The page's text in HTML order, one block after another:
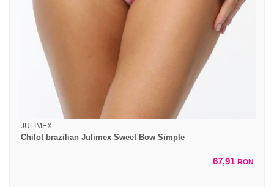
JULIMEX
Chilot brazilian Julimex Sweet Bow Simple
67,91 RON